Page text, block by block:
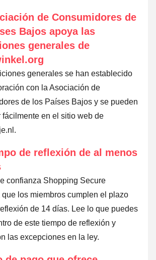
de Consumidores de
Bajos apoya las
generales de
generales se han establecido
con la Asociación de
de los Países Bajos y se pueden
fácilmente en el sitio web de
de reflexión de al menos
confianza Shopping Secure
que los miembros cumplen el plazo
de 14 días. Lee lo que puedes
de este tiempo de reflexión y
las excepciones en la ley.